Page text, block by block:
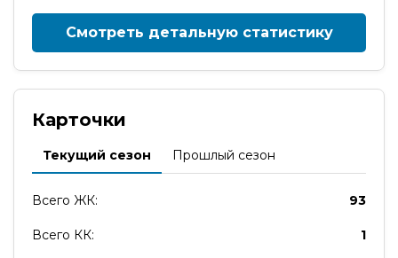
Смотреть детальную статистику
Карточки
Текущий сезон Прошлый сезон
Всего ЖК: 93
Всего КК: 1